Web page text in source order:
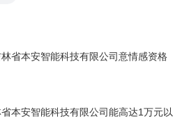
省本安智能科技有限公司意情感资格
本安智能科技有限公司能高达1万元以